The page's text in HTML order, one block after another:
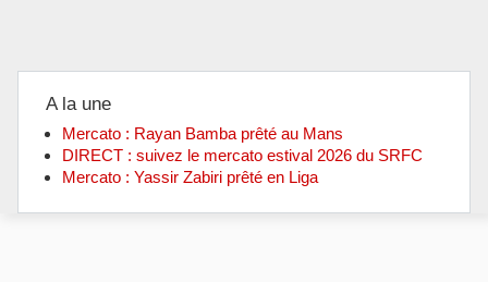
A la une
Mercato : Rayan Bamba prêté au Mans
DIRECT : suivez le mercato estival 2026 du SRFC
Mercato : Yassir Zabiri prêté en Liga